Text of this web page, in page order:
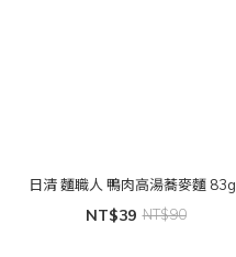
日清 麵職人 鴨肉高湯蕎麥麵 83g
NT$39 NT$90